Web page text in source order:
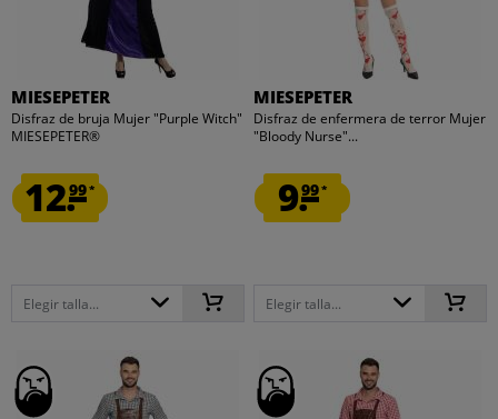
MIESEPETER
Disfraz de bruja Mujer "Purple Witch"
MIESEPETER®
12.99*
Elegir talla...
MIESEPETER
Disfraz de enfermera de terror Mujer
"Bloody Nurse"...
9.99*
Elegir talla...